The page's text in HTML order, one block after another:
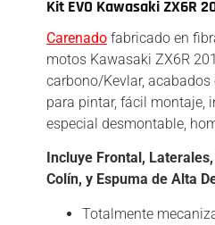
Kit EVO Kawasaki ZX6R
Carenado fabricado en
motos Kawasaki ZX6R
carbono/Kevlar, acabados
para pintar, fácil montaje,
especial desmontable,
Incluye Frontal,
Colín, y Espuma de Alta
Totalmente